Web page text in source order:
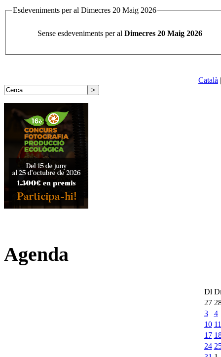
Esdeveniments per al Dimecres 20 Maig 2026
Sense esdeveniments per al Dimecres 20 Maig 2026
Català
Agenda
Dl
27
3
4
10 11
17
24